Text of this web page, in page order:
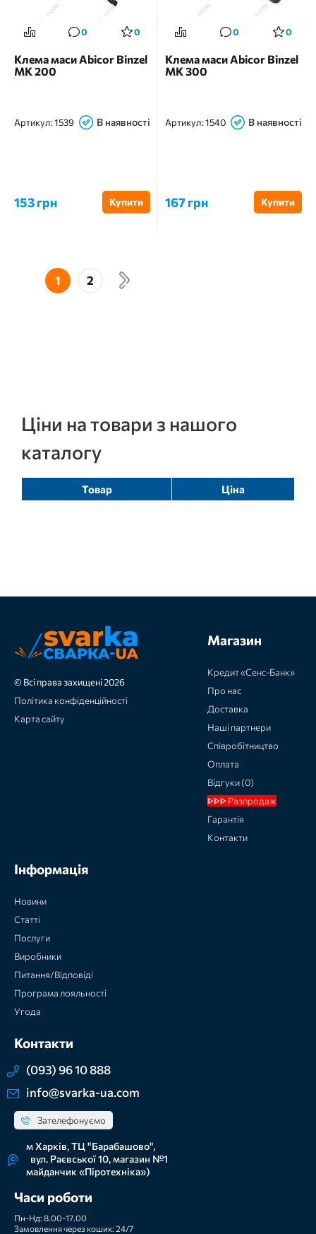
0 0
Клема маси Abicor Binzel
МК 200
Артикул:1539 В наявності
153 грн Купити
0 0
Клема маси Abicor Binzel
МК 300
Артикул:1540 В наявності
167 грн Купити
1 2
Ціни на товари з нашого
каталогу
Товар Ціна
© Всі права захищені 2026
Політика конфіденційності
Карта сайту
Магазин
Кредит «Сенс-Банк»
Про нас
Доставка
Наші партнери
Співробітництво
Оплата
Відгуки (0)
ᐈᐈᐈ Разпродаж
Гарантія
Контакти
Інформація
Новини
Статті
Послуги
Виробники
Питання/Відповіді
Програма лояльності
Угода
Контакти
(093) 96 10 888
info@svarka-ua.com
Зателефонуємо
м Харків, ТЦ "Барабашово",
вул. Раєвської 10, магазин №1
майданчик «Піротехніка»)
Часи роботи
Пн-Нд: 8.00-17.00
Замовлення через кошик: 24/7